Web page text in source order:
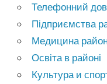
Телефонний
Підприємства
Медицина
Освіта в районі
Культура и